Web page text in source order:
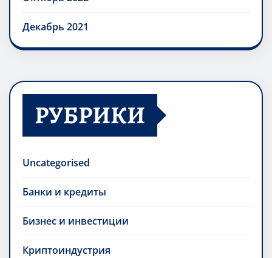
Декабрь 2021
РУБРИКИ
Uncategorised
Банки и кредиты
Бизнес и инвестиции
Криптоиндустрия